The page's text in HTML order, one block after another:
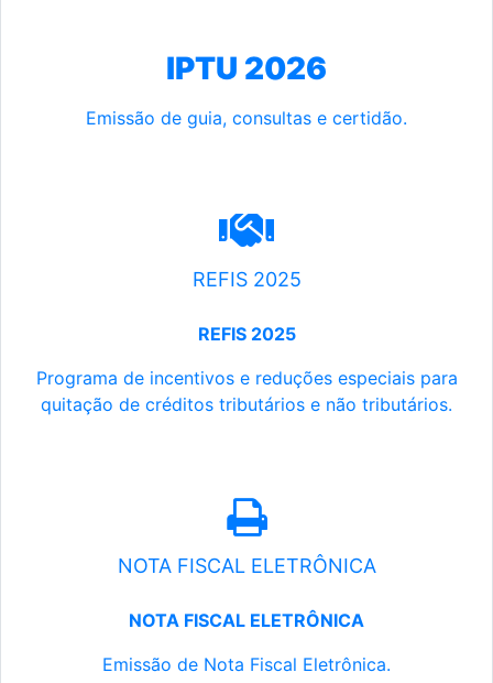
IPTU 2026
Emissão de guia, consultas e certidão.
REFIS 2025
REFIS 2025
Programa de incentivos e reduções especiais para
quitação de créditos tributários e não tributários.
NOTA FISCAL ELETRÔNICA
NOTA FISCAL ELETRÔNICA
Emissão de Nota Fiscal Eletrônica.